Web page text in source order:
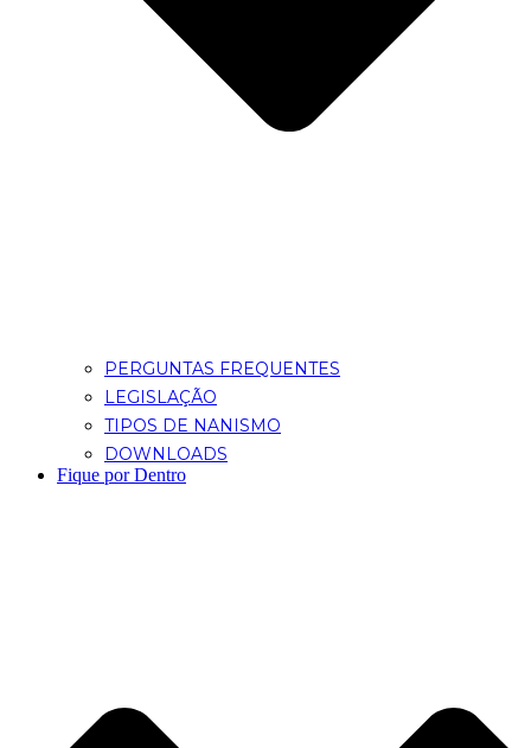
PERGUNTAS FREQUENTES
LEGISLAÇÃO
TIPOS DE NANISMO
DOWNLOADS
Fique por Dentro